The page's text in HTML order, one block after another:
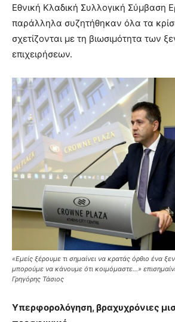
Εθνική Κλαδική Συλλογική Σύμβαση
παράλληλα συζητήθηκαν όλα τα
σχετίζονται με τη βιωσιμότητα των
επιχειρήσεων.
«Εμείς ξέρουμε τι σημαίνει να κρατάς όρθιο ένα
μπορούμε να κάνουμε ότι κοιμόμαστε…»
Γρηγόρης Τάσιος
Υπερφορολόγηση, βραχυχρόνιες